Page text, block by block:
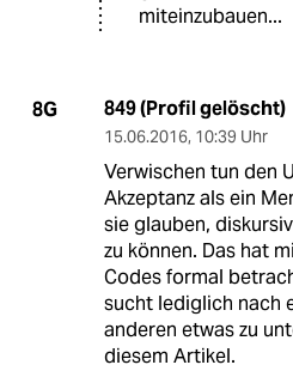
miteinzubauen...
8G 849 (Profil gelöscht)
15.06.2016, 10:39 Uhr
Verwischen tun den
Akzeptanz als ein
sie glauben,
zu können. Das hat
Codes formal
sucht lediglich nach
anderen etwas zu
diesem Artikel.